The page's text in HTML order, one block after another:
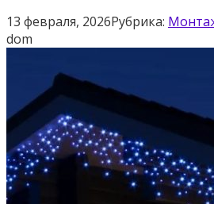
13 февраля, 2026Рубрика:
dom